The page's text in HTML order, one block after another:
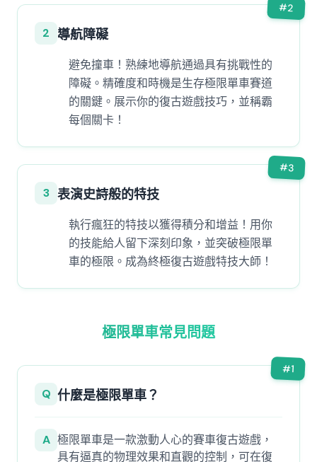
#2
2 導航障礙
避免撞車！熟練地導航通過具有挑戰性的
障礙。精確度和時機是生存極限單車賽道
的關鍵。展示你的復古遊戲技巧，並稱霸
每個關卡！
#3
3 表演史詩般的特技
執行瘋狂的特技以獲得積分和增益！用你
的技能給人留下深刻印象，並突破極限單
車的極限。成為終極復古遊戲特技大師！
極限單車常見問題
#1
Q 什麼是極限單車？
A 極限單車是一款激動人心的賽車復古遊戲，
具有逼真的物理效果和直觀的控制，可在復